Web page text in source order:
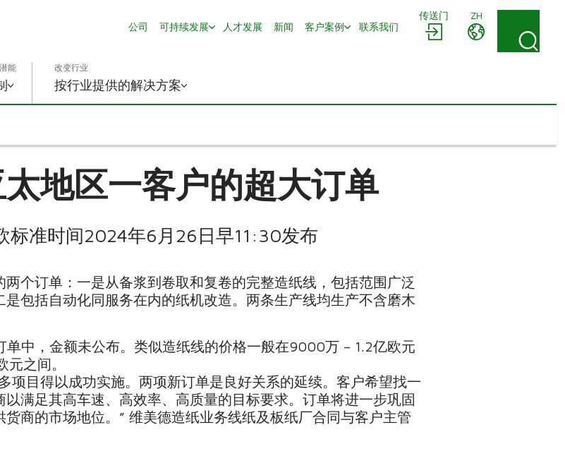
传送门
ZH
公司
可持续发展 人才发展 新闻 客户案例 联系我们
能 改变行业
按行业提供的解决方案
地区一客户的超大订单
标准时间2024年6月26日早11:30发布
个订单：一是从备浆到卷取和复卷的完整造纸线，包括范围广泛
包括自动化同服务在内的纸机改造。两条生产线均生产不含磨木
中，金额未公布。类似造纸线的价格一般在9000万 – 1.2亿欧元
之间。
项目得以成功实施。两项新订单是良好关系的延续。客户希望找一
满足其高车速、高效率、高质量的目标要求。订单将进一步巩固
商的市场地位。” 维美德造纸业务线纸及板纸厂合同与客户主管